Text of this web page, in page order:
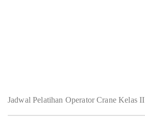
Jadwal Pelatihan Operator Crane Kelas II